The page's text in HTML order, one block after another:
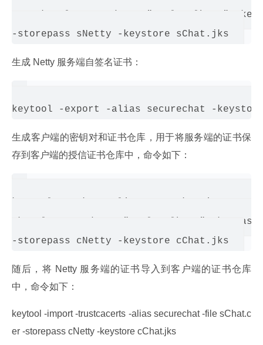
365 -keyalg RSA -dname "CN=localhost" -
生成 Netty 服务端自签名证书：
生成客户端的密钥对和证书仓库，用于将服务端的证书保
存到客户端的授信证书仓库中，命令如下：
-keyalg RSA -dname "CN=localhost" -
随后，将 Netty 服务端的证书导入到客户端的证书仓库
中，命令如下：
keytool -import -trustcacerts -alias securechat -file sChat.c
er -storepass cNetty -keystore cChat.jks